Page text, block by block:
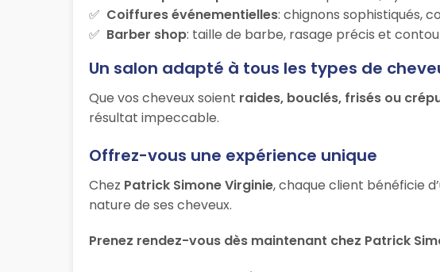
Coiffures événementielles: chignons sophistiqués,
Barber shop: taille de barbe, rasage précis et
Un salon adapté à tous les types de
Que vos cheveux soient raides, bouclés, frisés ou
résultat impeccable.
Offrez-vous une expérience unique
Chez Patrick Simone Virginie, chaque client bénéficie
nature de ses cheveux.
Prenez rendez-vous dès maintenant chez Patrick